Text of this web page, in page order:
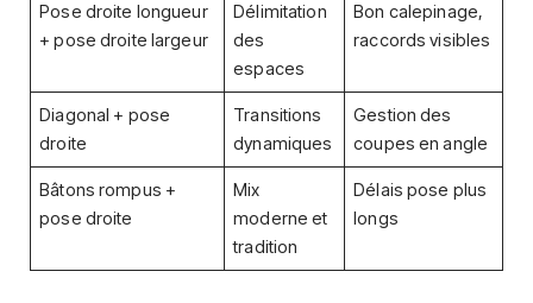
Pose droite longueur
+ pose droite largeur
Délimitation
des
espaces
Bon calepinage,
raccords visibles
Diagonal + pose
droite
Transitions
dynamiques
Gestion des
coupes en angle
Bâtons rompus +
pose droite
Mix
moderne et
tradition
Délais pose plus
longs